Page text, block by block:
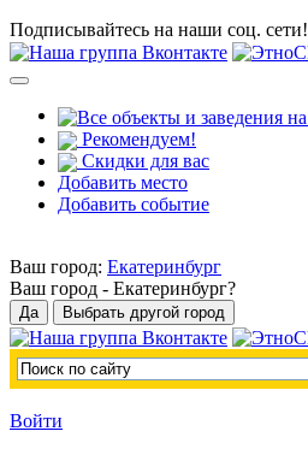
Подписывайтесь на наши соц. сети!
Рекомендуем!
Скидки для вас
Добавить место
Добавить событие
Ваш город: Екатеринбург
Ваш город - Екатеринбург?
Войти